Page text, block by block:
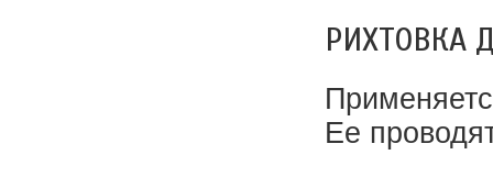
РИХТОВКА
Ее